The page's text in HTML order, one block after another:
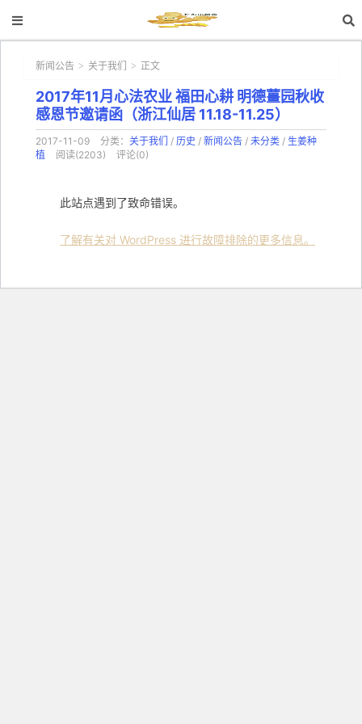
新闻公告 > 关于我们 > 正文
2017年11月心法农业 福田心耕 明德薑园秋收
感恩节邀请函（浙江仙居 11.18-11.25）
2017-11-09 分类： 关于我们 / 历史 / 新闻公告 / 未分类 / 生姜种
植
阅读(2203) 评论(0)
此站点遇到了致命错误。
了解有关对 WordPress 进行故障排除的更多信息。